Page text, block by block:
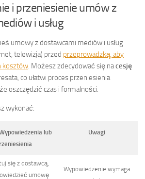
i przeniesienie umów z
i usług
umowy z dostawcami mediów i usług
telewizja) przed przeprowadzką, aby
kosztów. Możesz zdecydować się nacesję
co ułatwi proces przeniesienia
oszczędzić czas i formalności.
wykonać:
lub
Uwagi
się z dostawcą,
umowę
Wypowiedzenie wymaga